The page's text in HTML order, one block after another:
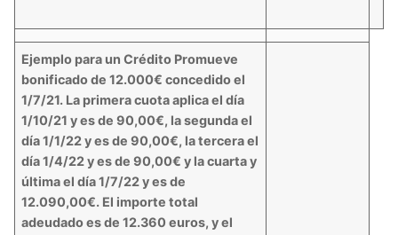
Ejemplo para un Crédito Promueve
bonificado de 12.000€ concedido el
1/7/21. La primera cuota aplica el día
1/10/21 y es de 90,00€, la segunda el
día 1/1/22 y es de 90,00€, la tercera el
día 1/4/22 y es de 90,00€ y la cuarta y
última el día 1/7/22 y es de
12.090,00€. El importe total
adeudado es de 12.360 euros, y el